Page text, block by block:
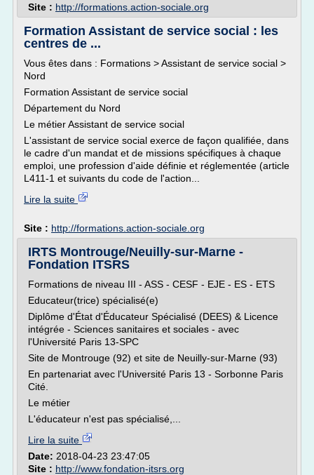
Site : http://formations.action-sociale.org
Formation Assistant de service social : les
centres de ...
Vous êtes dans : Formations > Assistant de service social >
Nord
Formation Assistant de service social
Département du Nord
Le métier Assistant de service social
L'assistant de service social exerce de façon qualifiée, dans
le cadre d'un mandat et de missions spécifiques à chaque
emploi, une profession d'aide définie et réglementée (article
L411-1 et suivants du code de l'action...
Lire la suite
Site : http://formations.action-sociale.org
IRTS Montrouge/Neuilly-sur-Marne -
Fondation ITSRS
Formations de niveau III - ASS - CESF - EJE - ES - ETS
Educateur(trice) spécialisé(e)
Diplôme d'État d'Éducateur Spécialisé (DEES) & Licence
intégrée - Sciences sanitaires et sociales - avec
l'Université Paris 13-SPC
Site de Montrouge (92) et site de Neuilly-sur-Marne (93)
En partenariat avec l'Université Paris 13 - Sorbonne Paris
Cité.
Le métier
L'éducateur n'est pas spécialisé,...
Lire la suite
Date: 2018-04-23 23:47:05
Site : http://www.fondation-itsrs.org